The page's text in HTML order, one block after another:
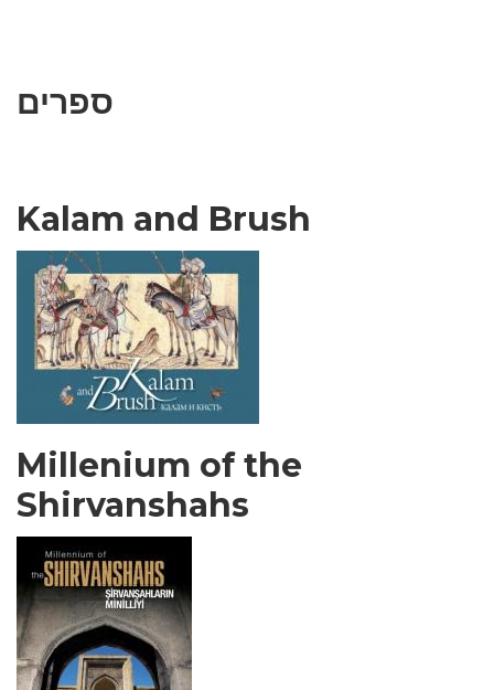
ספרים
Kalam and Brush
Millenium of the
Shirvanshahs